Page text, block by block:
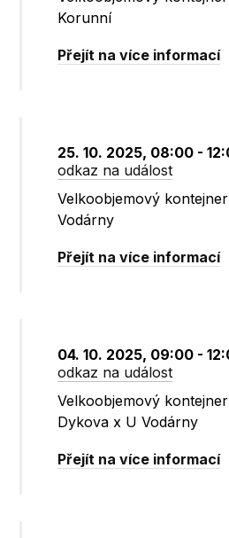
Korunní
Přejít na více informací
25. 10. 2025, 08:00 -
odkaz na událost
Velkoobjemový
Vodárny
Přejít na více informací
04. 10. 2025, 09:00 -
odkaz na událost
Velkoobjemový
Dykova x U Vodárny
Přejít na více informací